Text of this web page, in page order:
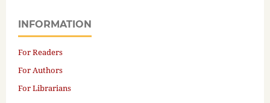
INFORMATION
For Readers
For Authors
For Librarians